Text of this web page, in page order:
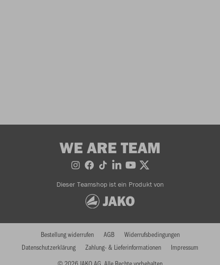
WE ARE TEAM
Dieser Teamshop ist ein Produkt von
© 2026 JAKO AG, Alle Rechte vorbehalten
Bestellung widerrufen AGB
Widerrufsbedingungen
Datenschutzerklärung
Zahlung- & Lieferinformationen Impressum